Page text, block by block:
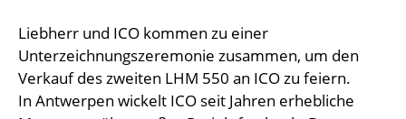
Liebherr und ICO kommen zu einer
Unterzeichnungszeremonie zusammen, um den
Verkauf des zweiten LHM 550 an ICO zu feiern.
In Antwerpen wickelt ICO seit Jahren erhebliche